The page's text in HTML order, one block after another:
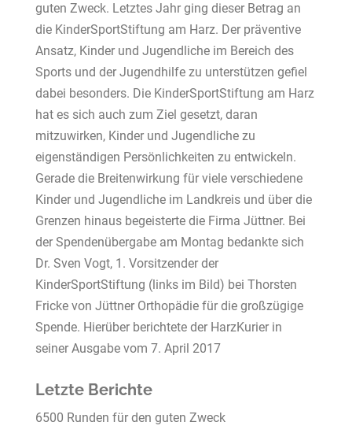
guten Zweck. Letztes Jahr ging dieser Betrag an
die KinderSportStiftung am Harz. Der präventive
Ansatz, Kinder und Jugendliche im Bereich des
Sports und der Jugendhilfe zu unterstützen gefiel
dabei besonders. Die KinderSportStiftung am Harz
hat es sich auch zum Ziel gesetzt, daran
mitzuwirken, Kinder und Jugendliche zu
eigenständigen Persönlichkeiten zu entwickeln.
Gerade die Breitenwirkung für viele verschiedene
Kinder und Jugendliche im Landkreis und über die
Grenzen hinaus begeisterte die Firma Jüttner. Bei
der Spendenübergabe am Montag bedankte sich
Dr. Sven Vogt, 1. Vorsitzender der
KinderSportStiftung (links im Bild) bei Thorsten
Fricke von Jüttner Orthopädie für die großzügige
Spende. Hierüber berichtete der HarzKurier in
seiner Ausgabe vom 7. April 2017
Letzte Berichte
6500 Runden für den guten Zweck